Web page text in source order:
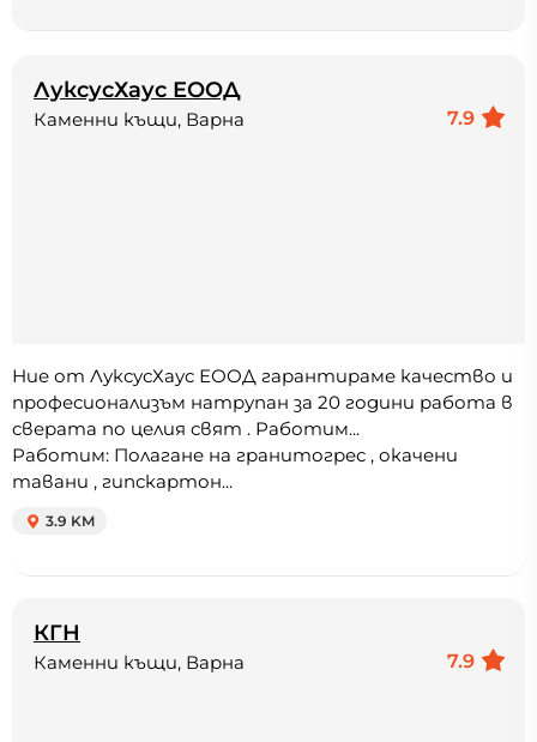
ЛуксусХаус ЕООД
7.9
Каменни къщи, Варна
Ние от ЛуксусХаус ЕООД гарантираме качество и
професионализъм натрупан за 20 години работа в
сверата по целия свят . Работим...
Работим: Полагане на гранитогрес , окачени
тавани , гипскартон...
3.9 KM
КГН
7.9
Каменни къщи, Варна